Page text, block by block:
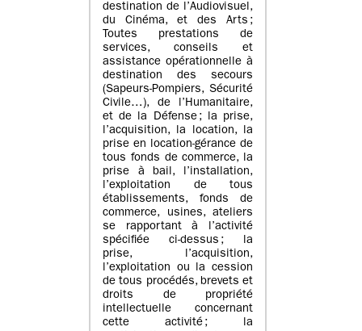
destination de l’Audiovisuel,
du Cinéma, et des Arts ;
Toutes prestations de
services, conseils et
assistance opérationnelle à
destination des secours
(Sapeurs-Pompiers, Sécurité
Civile…), de l’Humanitaire,
et de la Défense ; la prise,
l’acquisition, la location, la
prise en location-gérance de
tous fonds de commerce, la
prise à bail, l’installation,
l’exploitation de tous
établissements, fonds de
commerce, usines, ateliers
se rapportant à l’activité
spécifiée ci-dessus ; la
prise, l’acquisition,
l’exploitation ou la cession
de tous procédés, brevets et
droits de propriété
intellectuelle concernant
cette activité ; la